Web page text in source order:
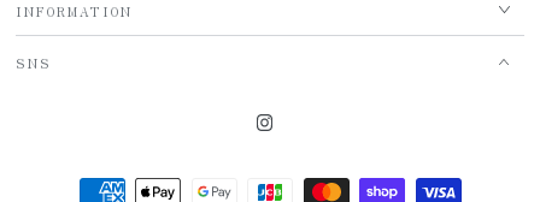
INFORMATION
SNS
Instagram